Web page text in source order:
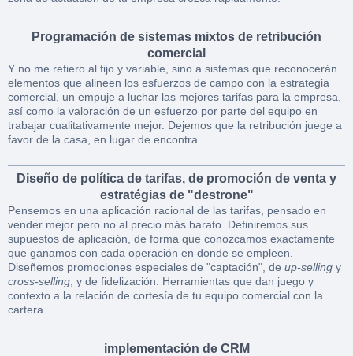
Programación de sistemas mixtos de retribución
comercial
Y no me refiero al fijo y variable, sino a sistemas que reconocerán
elementos que alineen los esfuerzos de campo con la estrategia
comercial, un empuje a luchar las mejores tarifas para la empresa,
así como la valoración de un esfuerzo por parte del equipo en
trabajar cualitativamente mejor. Dejemos que la retribución juege a
favor de la casa, en lugar de encontra.
Diseño de política de tarifas, de promoción de venta y
estratégias de "destrone"
Pensemos en una aplicación racional de las tarifas, pensado en
vender mejor pero no al precio más barato. Definiremos sus
supuestos de aplicación, de forma que conozcamos exactamente
que ganamos con cada operación en donde se empleen.
Diseñemos promociones especiales de "captación", de up-selling y
cross-selling , y de fidelización. Herramientas que dan juego y
contexto a la relación de cortesía de tu equipo comercial con la
cartera.
implementación de CRM